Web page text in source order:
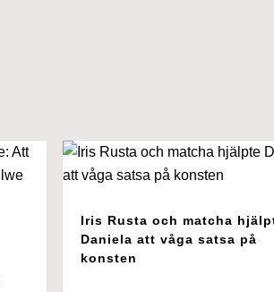
Iris Rusta och matcha
Daniela att våga satsa på
konsten